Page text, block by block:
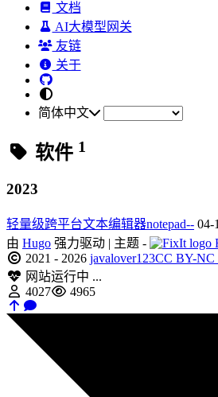
文档
AI大模型网关
友链
关于
简体中文
软件 1
2023
轻量级跨平台文本编辑器notepad-- 04-
由 Hugo 强力驱动 | 主题 -
2021 - 2026 javalover123CC BY-NC
网站运行中 ...
4027
4965